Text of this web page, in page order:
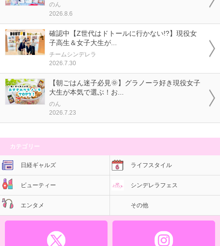
のん
2026.8.6
確認中【Z世代はドトールに行かない!?】現役女
子高生＆女子大生が...
チームシンデレラ
2026.7.30
【朝ごはん迷子必見🌞】グラノーラ好き現役女子
大生が本気で選ぶ！お...
のん
2026.7.23
カテゴリー
日経ギャルズ ライフスタイル
ビューティー シンデレラフェス
エンタメ その他